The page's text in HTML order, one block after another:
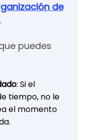
de
puedes
: Si el
tiempo, no le
el momento